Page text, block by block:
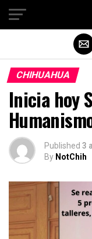
CHIHUAHUA
Inicia hoy
Published 3
By NotChih